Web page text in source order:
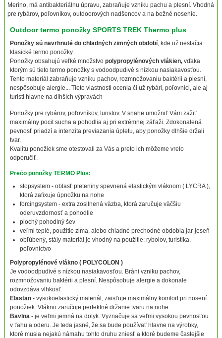
Merino, má antibakteriálnu úpravu, zabraňuje vzniku pachu a plesní. Vhodná
pre rybárov, poľovníkov, outdoorových nadšencov a na bežné nosenie.
Outdoor termo ponožky SPORTS TREK Thermo plus
Ponožky sú navrhnuté do chladných zimných období, kde už nestačia
klasické termo ponožky.
Ponožky obsahujú veľké množstvo polypropylénových vlákien, vďaka
ktorým sú tieto termo ponožky s vodoodpudivé s nízkou nasiakavosťou.
Tento materiál zabraňuje vzniku pachov, rozmnožovaniu baktérii a plesní,
nespôsobuje alergie... Tieto vlastnosti ocenia či už rybári, poľovníci, ale aj
turisti hlavne na dlhších výpravách
Ponožky pre rybárov, poľovníkov, turistov. V snahe umožniť Vám zažiť
maximálny pocit sucha a pohodlia aj pri extrémnej záťaži. Zdokonalená
pevnosť priadzí a intenzita previazania úpletu, aby ponožky dlhšie držali
tvar.
Kvalitu ponožiek sme otestovali za Vás a preto ich môžeme vrelo
odporučiť.
Prečo ponožky TERMO Plus:
stopsystem - oblasť pleteniny spevnená elastickým vláknom ( LYCRA ),
ktorá zafixuje úpnožku na nohe
forcingsystem - extra zosilnená väzba, ktorá zaručuje väčšiu
oderuvzdornosť a pohodlie
plochý pohodlný šev
veľmi teplé, použitie zima, alebo chladné prechodné obdobia jar-jeseň
obľúbený, stály materiál je vhodný na použitie: rybolov, turistika,
poľovníctvo
Polypropylénové vlákno ( POLYCOLON )
Je vodoodpudivé s nízkou nasiakavosťou. Bráni vzniku pachov,
rozmnožovaniu baktérii a plesní. Nespôsobuje alergie a dokonale
odovzdáva vlhkosť.
Elastan- vysokoelastický materiál, zaisťuje maximálny komfort pri nosení
ponožiek. Vlákno zaručuje perfektné držanie tvaru na nohe.
Bavlna- je veľmi jemná na dotyk. Vyznačuje sa veľmi vysokou pevnosťou
v ťahu a oderu. Je teda jasné, že sa bude používať hlavne na výrobky,
ktoré musia nejakú námahu tohto druhu zniesť a ktoré budeme častejšie